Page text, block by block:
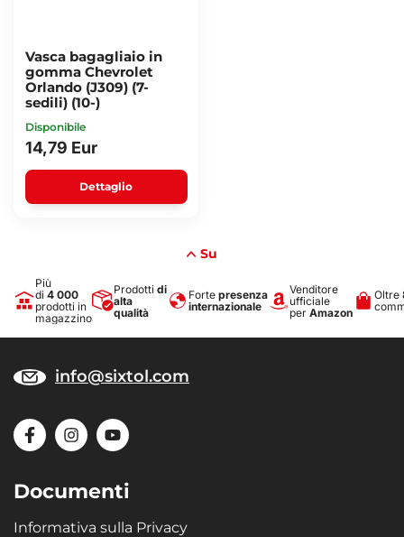
Vasca bagagliaio in
gomma Chevrolet
Orlando (J309) (7-
sedili) (10-)
Disponibile
14,79 Eur
Dettaglio
Su
Più
di 4 000
prodotti in
magazzino
Prodotti di
alta
qualità
Forte presenza
internazionale
Venditore
ufficiale
per Amazon
Oltre
info@sixtol.com
Documenti
Informativa sulla Privacy